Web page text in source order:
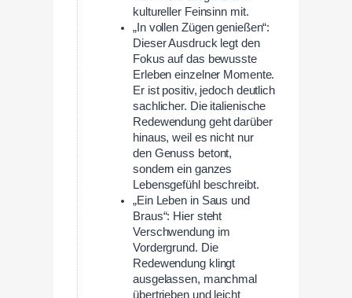
kultureller Feinsinn mit.
„In vollen Zügen genießen“:
Dieser Ausdruck legt den
Fokus auf das bewusste
Erleben einzelner Momente.
Er ist positiv, jedoch deutlich
sachlicher. Die italienische
Redewendung geht darüber
hinaus, weil es nicht nur
den Genuss betont,
sondern ein ganzes
Lebensgefühl beschreibt.
„Ein Leben in Saus und
Braus“: Hier steht
Verschwendung im
Vordergrund. Die
Redewendung klingt
ausgelassen, manchmal
übertrieben und leicht